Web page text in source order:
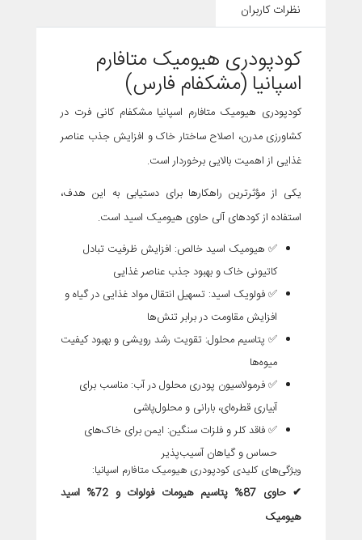
نظرات کاربران
کودپودری هیومیک متافارم
اسپانیا (مشکفام فارس)
کودپودری هیومیک متافارم اسپانیا مشکفام کانی فرت در
کشاورزی مدرن، اصلاح ساختار خاک و افزایش جذب عناصر
غذایی از اهمیت بالایی برخوردار است.
یکی از مؤثرترین راهکارها برای دستیابی به این هدف،
استفاده از کودهای آلی حاوی هیومیک اسید است.
✅ هیومیک اسید خالص: افزایش ظرفیت تبادل
کاتیونی خاک و بهبود جذب عناصر غذایی
✅فولویک اسید: تسهیل انتقال مواد غذایی در گیاه و
افزایش مقاومت در برابر تنش‌ها
✅ پتاسیم محلول: تقویت رشد رویشی و بهبود کیفیت
میوه‌ها
✅فرمولاسیون پودری محلول در آب: مناسب برای
آبیاری قطره‌ای، بارانی و محلول‌پاشی
✅فاقد کلر و فلزات سنگین: ایمن برای خاک‌های
حساس و گیاهان آسیب‌پذیر
ویژگی‌های کلیدی کودپودری هیومیک متافارم اسپانیا:
✔ حاو
ی 87% پتاسیم هیومات فولوات و 72% اسید
هیومیک